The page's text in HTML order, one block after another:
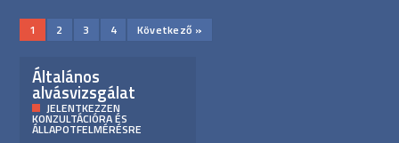
1 2 3 4 Következő »
Általános
alvásvizsgálat
JELENTKEZZEN
KONZULTÁCIÓRA ÉS
ÁLLAPOTFELMÉRÉSRE